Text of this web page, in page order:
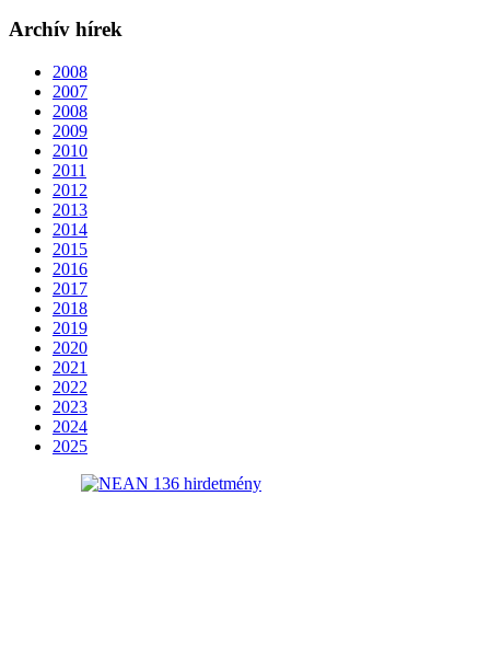
Archív hírek
2008
2007
2008
2009
2010
2011
2012
2013
2014
2015
2016
2017
2018
2019
2020
2021
2022
2023
2024
2025